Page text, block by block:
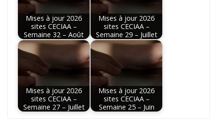
Mises à jour 2026
sites CECIAA –
Semaine 32 – Août
Mises à jour 2026
sites CECIAA –
Semaine 29 – Juillet
Mises à jour 2026
sites CECIAA –
Semaine 27 – Juillet
Mises à jour 2026
sites CECIAA –
Semaine 25 – Juin